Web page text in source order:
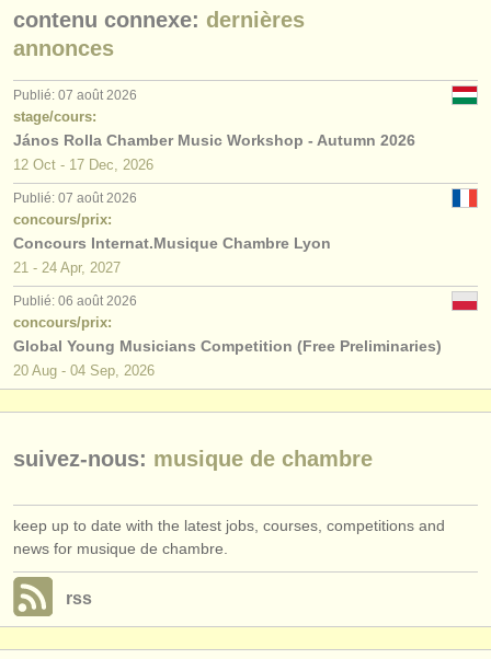
contactez nous
rss feeds
actualités musique classique
éditeurs:
ajouter votre annonce
find out about our
ATS faq
s'identifier
contenu connexe: dernières
annonces
Publié: 07 août 2026
stage/cours:
János Rolla Chamber Music Workshop - Autumn 2026
12 Oct - 17 Dec, 2026
Publié: 07 août 2026
concours/prix:
Concours Internat.Musique Chambre Lyon
21 - 24 Apr, 2027
Publié: 06 août 2026
concours/prix:
Global Young Musicians Competition (Free Preliminaries)
20 Aug - 04 Sep, 2026
suivez-nous: musique de chambre
keep up to date with the latest jobs, courses, competitions and
news for musique de chambre.
rss